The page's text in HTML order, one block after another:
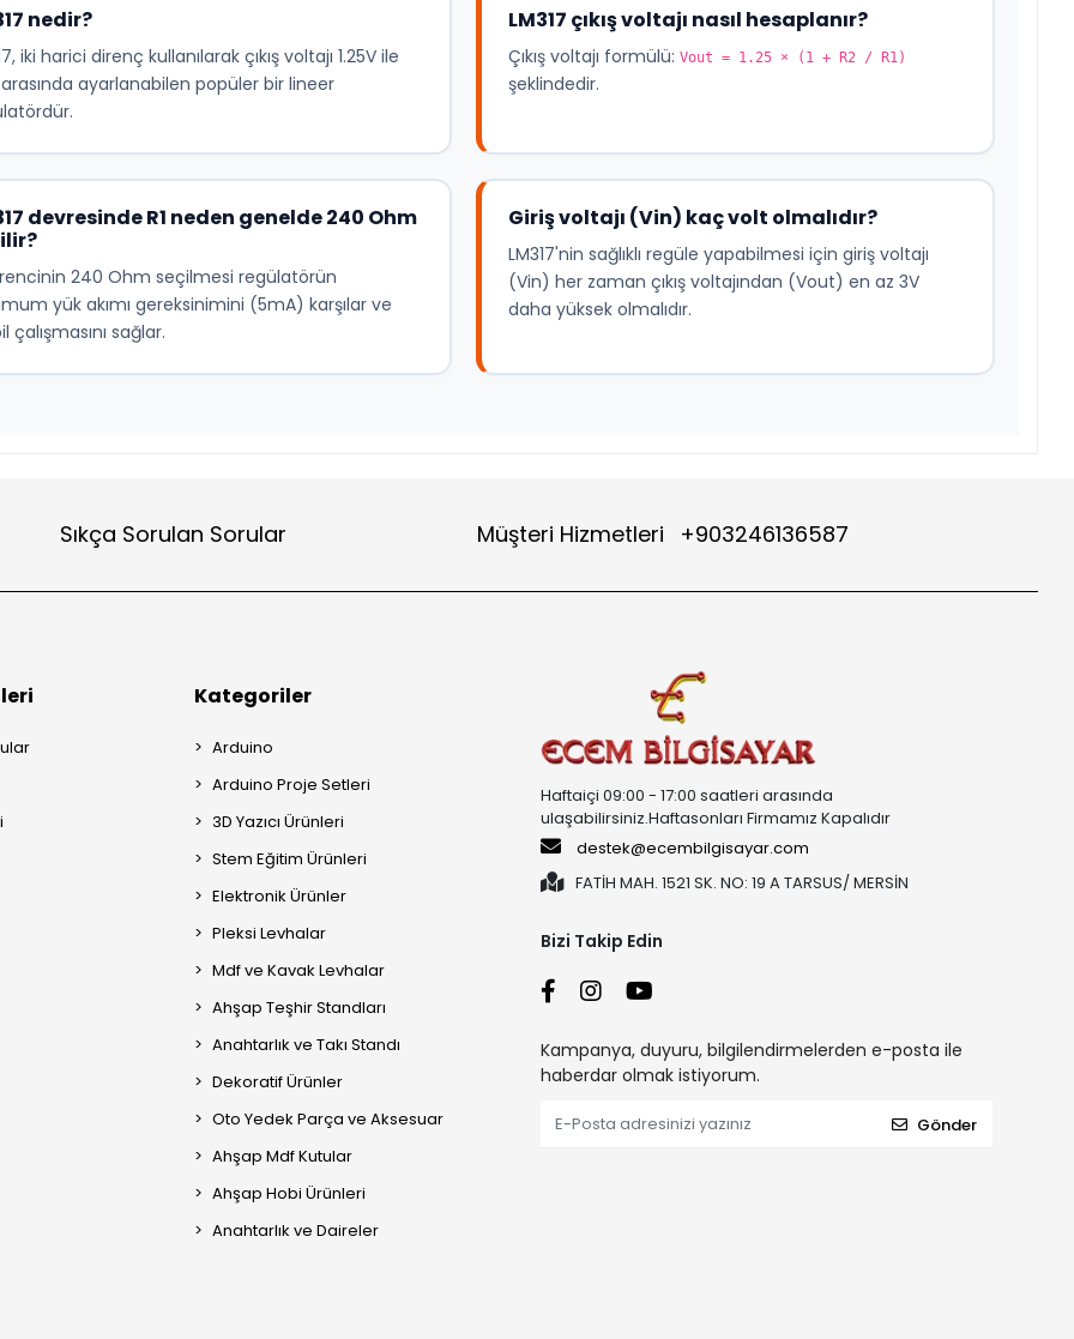
nedir?
iki harici direnç kullanılarak çıkış voltajı 1.25V ile
ayarlanabilen popüler bir lineer
LM317 çıkış voltajı nasıl hesaplanır?
Çıkış voltajı formülü: Vout = 1.25 × (1 + R2 / R1)
şeklindedir.
devresinde R1 neden genelde 240 Ohm
240 Ohm seçilmesi regülatörün
yük akımı gereksinimini (5mA) karşılar ve
çalışmasını sağlar.
Giriş voltajı (Vin) kaç volt olmalıdır?
LM317'nin sağlıklı regüle yapabilmesi için giriş voltajı
(Vin) her zaman çıkış voltajından (Vout) en az 3V
daha yüksek olmalıdır.
Sıkça Sorulan Sorular Müşteri Hizmetleri +903246136587
Kategoriler
Arduino
Arduino Proje Setleri
3D Yazıcı Ürünleri
Stem Eğitim Ürünleri
Elektronik Ürünler
Pleksi Levhalar
Mdf ve Kavak Levhalar
Ahşap Teşhir Standları
Anahtarlık ve Takı Standı
Dekoratif Ürünler
Oto Yedek Parça ve Aksesuar
Ahşap Mdf Kutular
Ahşap Hobi Ürünleri
Anahtarlık ve Daireler
Haftaiçi 09:00 - 17:00 saatleri arasında
ulaşabilirsiniz.Haftasonları Firmamız Kapalıdır
destek@ecembilgisayar.com
FATİH MAH. 1521 SK. NO: 19 A TARSUS/ MERSİN
Bizi Takip Edin
Kampanya, duyuru, bilgilendirmelerden e-posta ile
haberdar olmak istiyorum.
Gönder